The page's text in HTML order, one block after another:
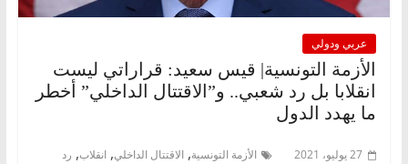
عربي ودولي
الأزمة التونسية| قيس سعيد: قراراتي ليست
انقلابا بل رد شعبي.. و”الاقتتال الداخلي” أخطر
ما يهدد الدول
27 يوليو، 2021 الأزمة التونسية, الاقتتال الداخلي, انقلاب, رد